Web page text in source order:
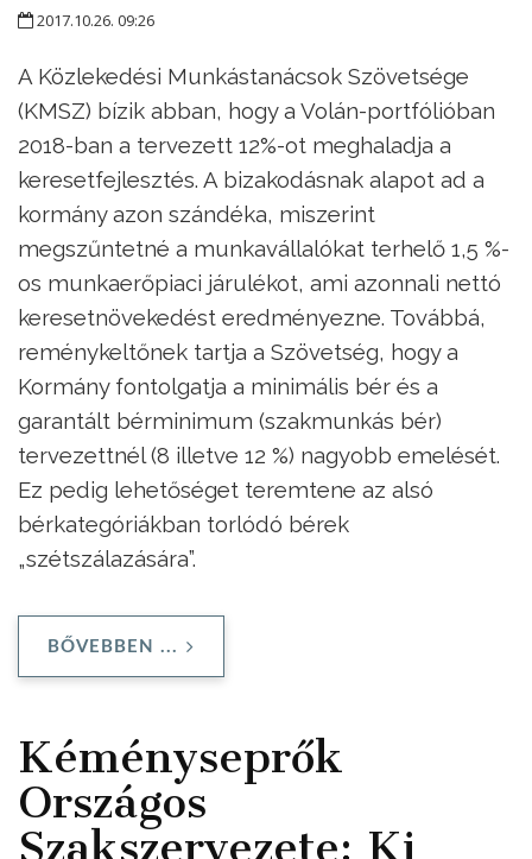
2017.10.26. 09:26
A Közlekedési Munkástanácsok Szövetsége
(KMSZ) bízik abban, hogy a Volán-portfólióban
2018-ban a tervezett 12%-ot meghaladja a
keresetfejlesztés. A bizakodásnak alapot ad a
kormány azon szándéka, miszerint
megszűntetné a munkavállalókat terhelő 1,5 %-
os munkaerőpiaci járulékot, ami azonnali nettó
keresetnövekedést eredményezne. Továbbá,
reménykeltőnek tartja a Szövetség, hogy a
Kormány fontolgatja a minimális bér és a
garantált bérminimum (szakmunkás bér)
tervezettnél (8 illetve 12 %) nagyobb emelését.
Ez pedig lehetőséget teremtene az alsó
bérkategóriákban torlódó bérek
„szétszálazására”.
BŐVEBBEN ...
Kéményseprők
Országos
Szakszervezete: Ki